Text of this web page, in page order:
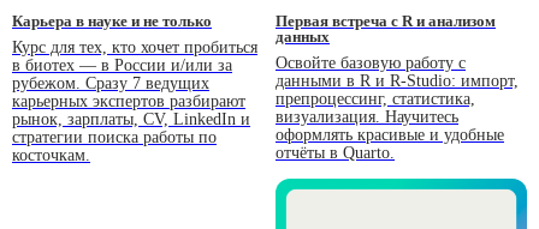
Карьера в науке и не только
Курс для тех, кто хочет пробиться
в биотех — в России и/или за
рубежом. Сразу 7 ведущих
карьерных экспертов разбирают
рынок, зарплаты, CV, LinkedIn и
стратегии поиска работы по
косточкам.
Первая встреча с R и анализом
данных
Освойте базовую работу с
данными в R и R-Studio: импорт,
препроцессинг, статистика,
визуализация. Научитесь
оформлять красивые и удобные
отчёты в Quarto.